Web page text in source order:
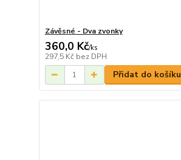
Závěsné - Dva zvonky
360,0 Kč/ks
297,5 Kč bez DPH
Přidat do košíku